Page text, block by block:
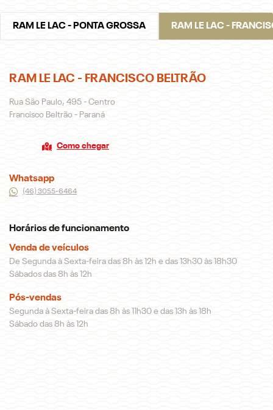
RAM LE LAC - PONTA GROSSA RAM LE LAC -
RAM LE LAC - FRANCISCO BELTRÃO
Rua São Paulo, 495 - Centro
Francisco Beltrão - Paraná
Como chegar
Whatsapp
(46) 3055-6464
Horários de funcionamento
Venda de veículos
De Segunda à Sexta-feira das 8h às 12h e das 13h30 às 18h30
Sábados das 8h às 12h
Pós-vendas
Segunda à Sexta-feira das 8h às 11h30 e das 13h às 18h
Sábado das 8h às 12h